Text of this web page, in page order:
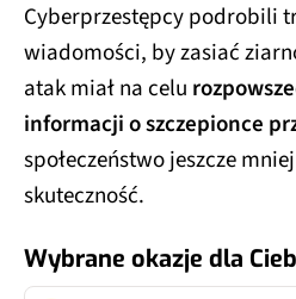
Cyberprzestępcy podrobili
wiadomości, by zasiać
atak miał na celu
informacji o szczepionce
społeczeństwo jeszcze
skuteczność.
Wybrane okazje dla